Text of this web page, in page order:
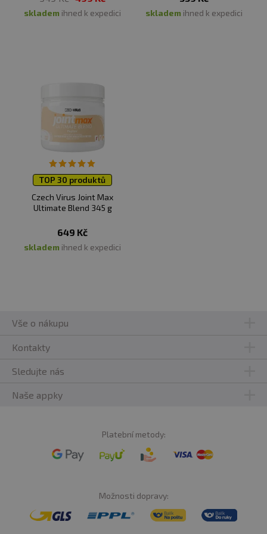
skladem ihned k expedici skladem ihned k expedici
TOP 30 produktů
Czech Virus Joint Max
Ultimate Blend 345 g
649 Kč
skladem ihned k expedici
Vše o nákupu
Kontakty
Sledujte nás
Naše appky
Platební metody:
Možnosti dopravy: